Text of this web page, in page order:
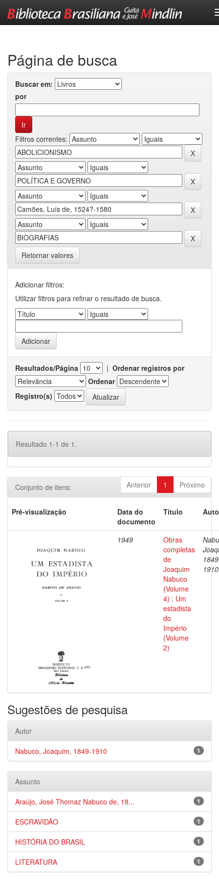
Página de busca
Buscar em:
por
Filtros correntes:
Retornar valores
Adicionar filtros:
Utilizar filtros para refinar o resultado de busca.
Resultados/Página | Ordenar registros por
Ordenar
Registro(s)
Resultado 1-1 de 1.
Anterior 1 Próximo
Conjunto de itens:
Pré-visualização
Data do
documento
Título
1949
Obras
completas
de
Joaquim
Nabuco
(Volume
4) : Um
estadista
do
Império
(Volume
2)
1910
Sugestões de pesquisa
Autor
1
Nabuco, Joaquim, 1849-1910
Assunto
1
Araújo, José Thomaz Nabuco de, 18...
1
ESCRAVIDÃO
1
HISTÓRIA DO BRASIL
1
LITERATURA